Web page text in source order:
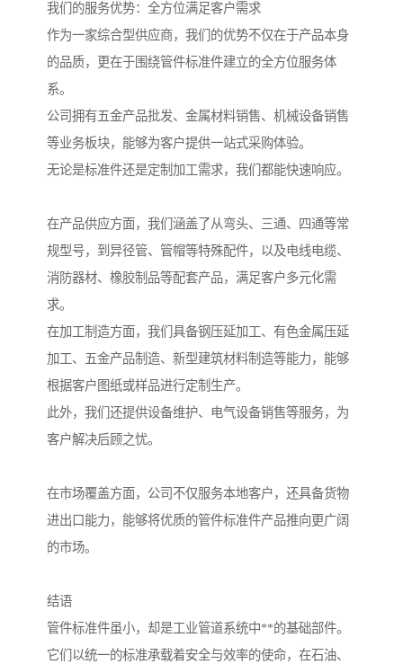
我们的服务优势：全方位满足客户需求
作为一家综合型供应商，我们的优势不仅在于产品本身
的品质，更在于围绕管件标准件建立的全方位服务体
系。
公司拥有五金产品批发、金属材料销售、机械设备销售
等业务板块，能够为客户提供一站式采购体验。
无论是标准件还是定制加工需求，我们都能快速响应。
在产品供应方面，我们涵盖了从弯头、三通、四通等常
规型号，到异径管、管帽等特殊配件，以及电线电缆、
消防器材、橡胶制品等配套产品，满足客户多元化需
求。
在加工制造方面，我们具备钢压延加工、有色金属压延
加工、五金产品制造、新型建筑材料制造等能力，能够
根据客户图纸或样品进行定制生产。
此外，我们还提供设备维护、电气设备销售等服务，为
客户解决后顾之忧。
在市场覆盖方面，公司不仅服务本地客户，还具备货物
进出口能力，能够将优质的管件标准件产品推向更广阔
的市场。
结语
管件标准件虽小，却是工业管道系统中**的基础部件。
它们以统一的标准承载着安全与效率的使命，在石油、